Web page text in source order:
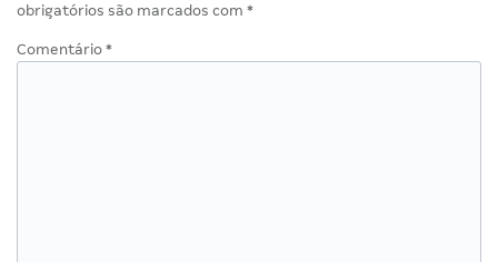
obrigatórios são marcados com *
Comentário *